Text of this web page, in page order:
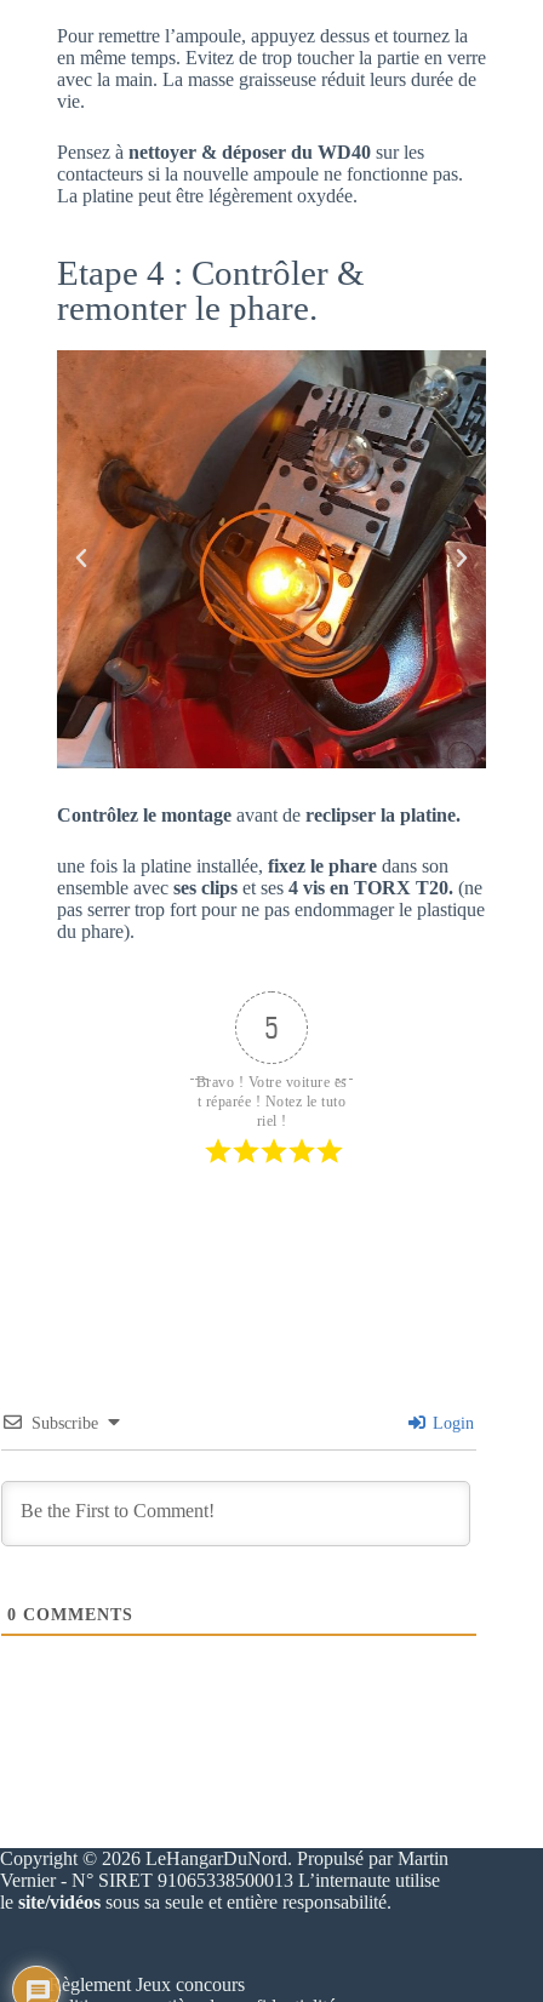
Pour remettre l’ampoule, appuyez dessus et tournez la
en même temps. Evitez de trop toucher la partie en verre
avec la main. La masse graisseuse réduit leurs durée de
vie.
Pensez à nettoyer & déposer du WD40sur les
contacteurs si la nouvelle ampoule ne fonctionne pas.
La platine peut être légèrement oxydée.
Etape 4 : Contrôler &
remonter le phare.
Contrôlez le montageavant de reclipser la platine.
une fois la platine installée, fixez le pharedans son
ensemble avec ses clipset ses 4 vis en TORX T20.(ne
pas serrer trop fort pour ne pas endommager le plastique
du phare).
5
Bravo ! Votre voiture es
t réparée ! Notez le tuto
riel !
Subscribe Login
0 COMMENTS
Copyright © 2026 LeHangarDuNord. Propulsé par Martin
Vernier - N° SIRET 91065338500013 L’internaute utilise
le site/vidéos sous sa seule et entière responsabilité.
Règlement Jeux concours